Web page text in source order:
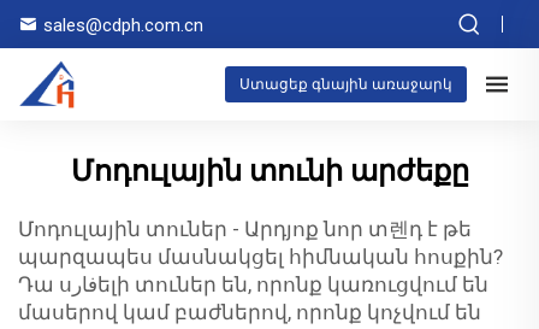
sales@cdph.com.cn
Ստացեք գնային առաջարկ
Մոդուլային տունի արժեքը
Մոդուլային տուներ - Արդյոք նոր տ렌դ է թե
պարզապես մասնակցել հիմնական հոսքին?
Դա սفارելի տուներ են, որոնք կառուցվում են
մասերով կամ բաժներով, որոնք կոչվում են